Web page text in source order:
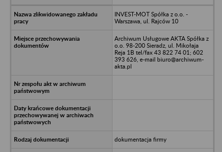
INVEST-MOT Spółka z o.o. -
Warszawa, ul. Rajców 10
Archiwum Usługowe AKTA Spółka z
o.o. 98-200 Sieradz, ul. Mikołaja
Reja 1B tel/fax 43 822 74 01; 602
393 626, e-mail biuro@archiwum-
akta.pl
dokumentacja firmy